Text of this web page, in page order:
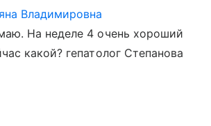
Владимировна
На неделе 4 очень хороший
какой? гепатолог Степанова